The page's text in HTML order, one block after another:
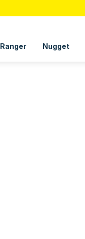
Ranger Nugget